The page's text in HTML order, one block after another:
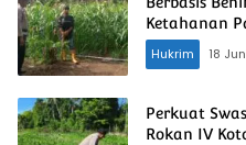
Ketahanan
Hukrim
18
Perkuat
Rokan IV